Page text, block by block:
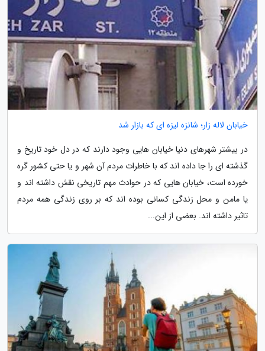
خیابان لاله زار؛ شانزه لیزه ای که بازار شد
در بیشتر شهرهای دنیا خیابان هایی وجود دارند که در دل خود تاریخ و
گذشته ای را جا داده اند که با خاطرات مردم آن شهر و یا حتی کشور گره
خورده است، خیابان هایی که در حوادث مهم تاریخی نقش داشته اند و
یا مامن و محل زندگی کسانی بوده اند که بر روی زندگی همه مردم
تاثیر داشته اند. بعضی از این...